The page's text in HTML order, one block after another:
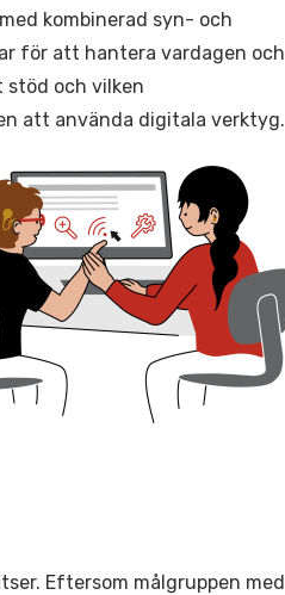
kombinerad syn- och
för att hantera vardagen och
och vilken
att använda digitala verktyg.
Eftersom målgruppen med